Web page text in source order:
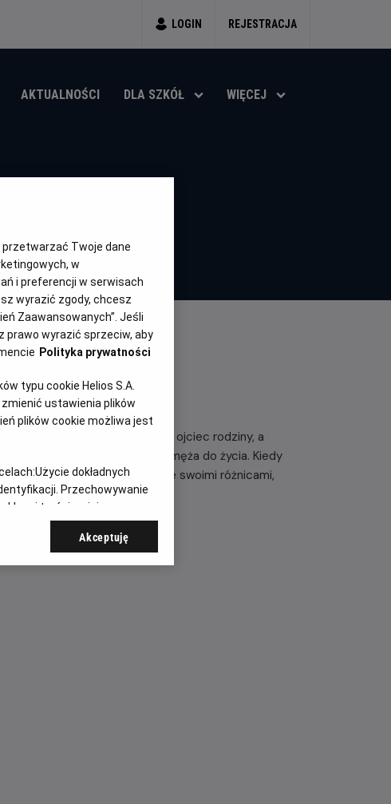
LOGIN REJESTRACJA
AKTUALNOŚCI DLA SZKÓŁ WIĘCEJ
próbę, gdy umiera ojciec rodziny, a
by przywrócił jej męża do życia. Kiedy
muszą zmierzyć się ze swoimi różnicami,
Twoje dane
w
i preferencji w serwisach
wyrazić zgody, chcesz
Zaawansowanych”. Jeśli
wyrazić sprzeciw, aby
Polityka prywatności
typu cookie Helios S.A.
ustawienia plików
plików cookie możliwa jest
Użycie dokładnych
Przechowywanie
i treści, opinie
Akceptuję